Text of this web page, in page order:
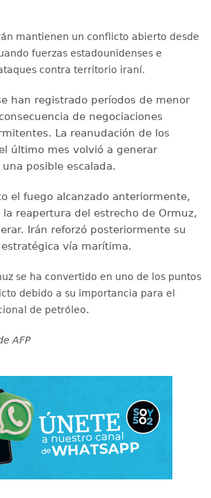
mantienen un conflicto abierto desde
fuerzas estadounidenses e
contra territorio iraní.
han registrado períodos de menor
de negociaciones
La reanudación de los
último mes volvió a generar
posible escalada.
el fuego alcanzado anteriormente,
reapertura del estrecho de Ormuz,
Irán reforzó posteriormente su
vía marítima.
se ha convertido en uno de los puntos
debido a su importancia para el
de petróleo.
AFP